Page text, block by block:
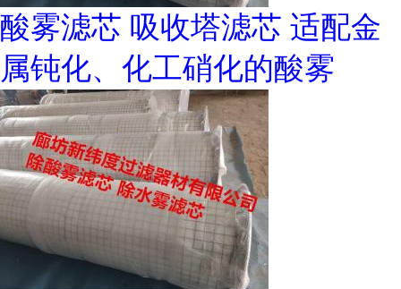
酸雾滤芯 吸收塔滤芯 适配金
属钝化、化工硝化的酸雾